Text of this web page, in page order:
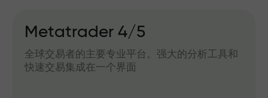
Metatrader 4/5
全球交易者的主要专业平台。强大的分析工具和
快速交易集成在一个界面